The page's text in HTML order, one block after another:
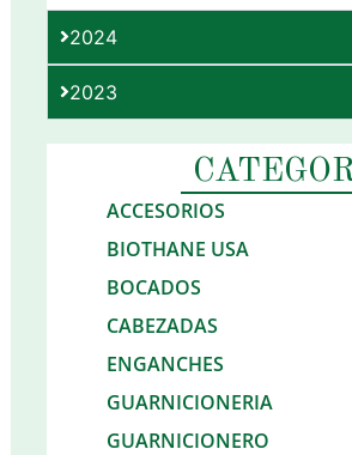
2024
2023
ACCESORIOS
BIOTHANE USA
BOCADOS
CABEZADAS
ENGANCHES
GUARNICIONERIA
GUARNICIONERO